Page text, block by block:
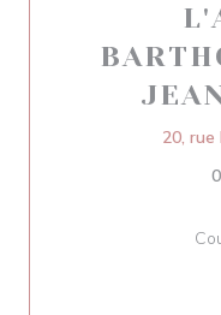
20, rue